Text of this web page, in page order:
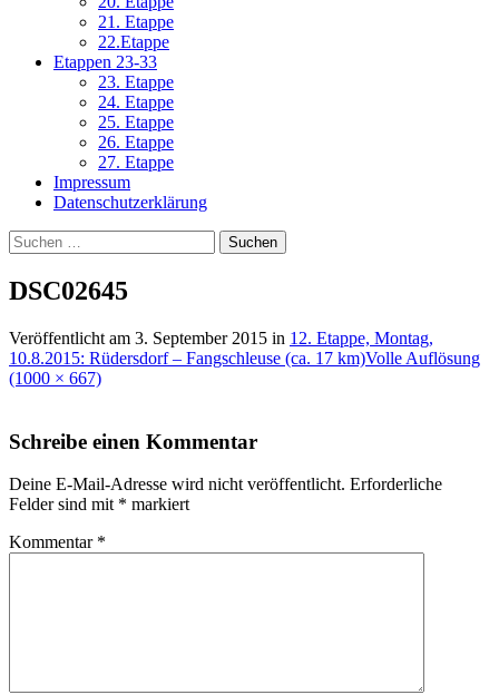
21. Etappe
22.Etappe
Etappen 23-33
23. Etappe
24. Etappe
25. Etappe
26. Etappe
27. Etappe
Impressum
Datenschutzerklärung
Suchen
nach:
DSC02645
Veröffentlicht am 3. September 2015 in 12. Etappe, Montag,
10.8.2015: Rüdersdorf – Fangschleuse (ca. 17 km)Volle Auflösung
(1000 × 667)
Schreibe einen Kommentar
Deine E-Mail-Adresse wird nicht veröffentlicht. Erforderliche
Felder sind mit * markiert
Kommentar *